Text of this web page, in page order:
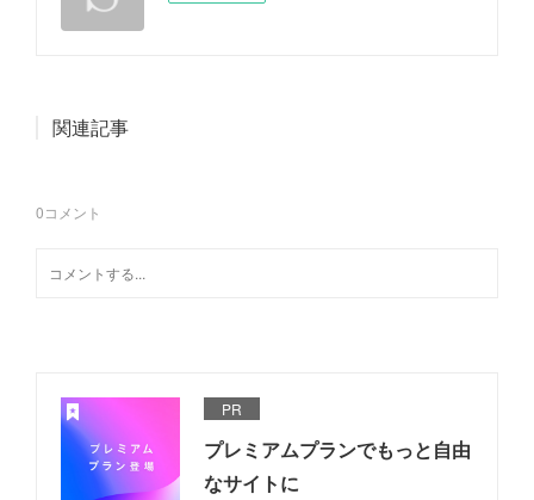
関連記事
0コメント
PR
プレミアムプランでもっと自由
なサイトに